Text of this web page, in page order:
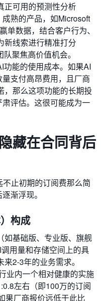
正可用的预测性分析
成熟的产品，如Microsoft
单数据，结合客户行为、
新线索进行精准打分
聚焦高价值机会。
功能的使用成本。如果AI
支付高昂费用，且厂商
，那么这项功能的长期投
评估。这很可能成为一
藏在合同背后
止初期的订阅费那么简
渐浮现。
构成
如基础版、专业版、旗舰
用量和存储空间上的具
2-3年的业务需求。
业内一个相对健康的实施
左右（即100万的订阅
果厂商报价远低于此比